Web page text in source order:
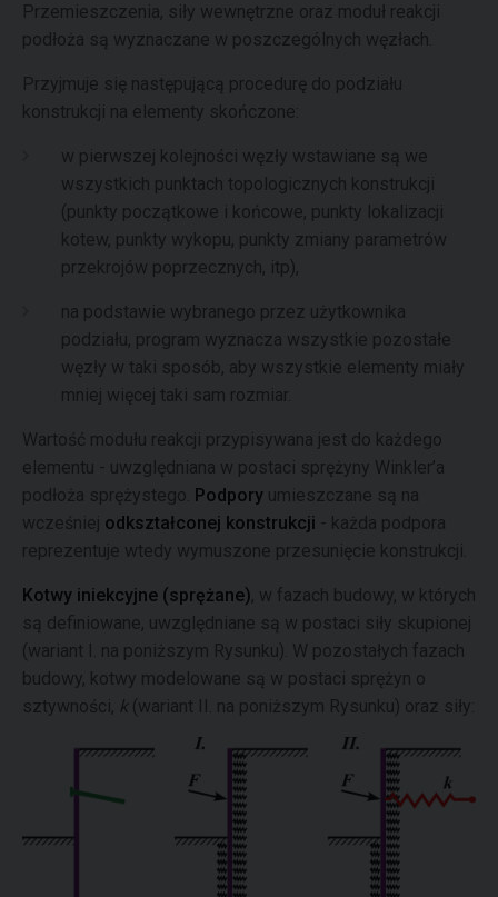
Przemieszczenia, siły wewnętrzne oraz moduł reakcji
podłoża są wyznaczane w poszczególnych węzłach.
Przyjmuje się następującą procedurę do podziału
konstrukcji na elementy skończone:
w pierwszej kolejności węzły wstawiane są we
wszystkich punktach topologicznych konstrukcji
(punkty początkowe i końcowe, punkty lokalizacji
kotew, punkty wykopu, punkty zmiany parametrów
przekrojów poprzecznych, itp),
na podstawie wybranego przez użytkownika
podziału, program wyznacza wszystkie pozostałe
węzły w taki sposób, aby wszystkie elementy miały
mniej więcej taki sam rozmiar.
Wartość modułu reakcji przypisywana jest do każdego
elementu - uwzględniana w postaci sprężyny Winkler’a
podłoża sprężystego. Podpory umieszczane są na
wcześniej odkształconej konstrukcji - każda podpora
reprezentuje wtedy wymuszone przesunięcie konstrukcji.
Kotwy iniekcyjne (sprężane), w fazach budowy, w których
są definiowane, uwzględniane są w postaci siły skupionej
(wariant I. na poniższym Rysunku). W pozostałych fazach
budowy, kotwy modelowane są w postaci sprężyn o
sztywności, k (wariant II. na poniższym Rysunku) oraz siły: